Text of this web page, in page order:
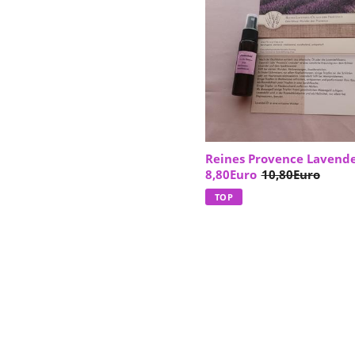
Reines Provence
8,80Euro 10,80Euro
TOP